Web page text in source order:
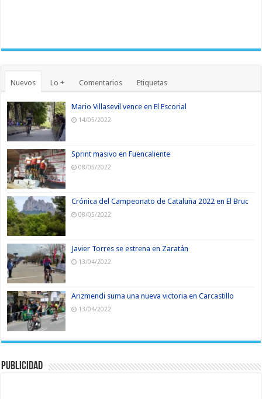
Nuevos Lo + Comentarios Etiquetas
Mario Villasevil vence en El Escorial
14/05/2022
Sprint masivo en Fuencaliente
08/05/2022
Crónica del Campeonato de Cataluña 2022 en El Bruc
08/05/2022
Javier Torres se estrena en Zaratán
13/04/2022
Arizmendi suma una nueva victoria en Carcastillo
13/04/2022
Publicidad